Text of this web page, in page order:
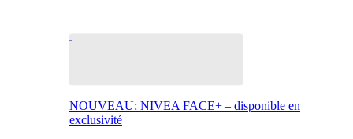
NOUVEAU: NIVEA FACE+ – disponible en
exclusivité